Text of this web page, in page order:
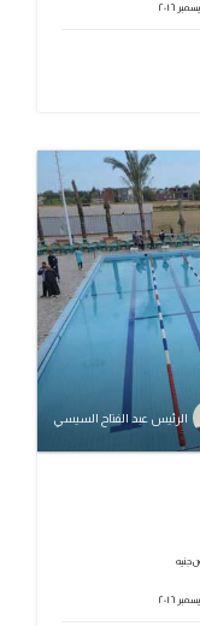
الرئيس عبد الفتاح السيسي